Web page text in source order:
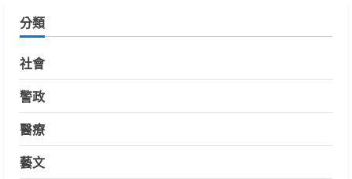
分類
社會
警政
醫療
藝文